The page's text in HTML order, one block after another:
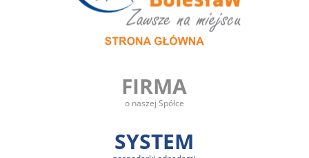
FIRMA
o naszej Spółce
SYSTEM